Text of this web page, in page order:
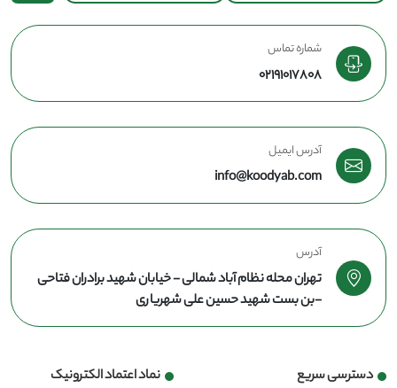
شماره تماس
02191017808
آدرس ایمیل
info@koodyab.com
آدرس
تهران محله نظام آباد شمالی - خیابان شهید برادران فتاحی
-بن بست شهید حسین علی شهریاری
دسترسی سریع نماد اعتماد الکترونیک